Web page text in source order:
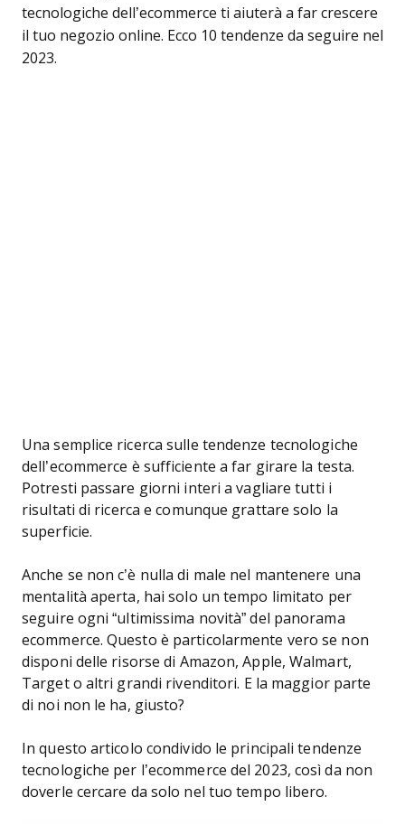
tecnologiche dell’ecommerce ti aiuterà a far crescere
il tuo negozio online. Ecco 10 tendenze da seguire nel
2023.
Una semplice ricerca sulle tendenze tecnologiche
dell’ecommerce è sufficiente a far girare la testa.
Potresti passare giorni interi a vagliare tutti i
risultati di ricerca e comunque grattare solo la
superficie.
Anche se non c’è nulla di male nel mantenere una
mentalità aperta, hai solo un tempo limitato per
seguire ogni “ultimissima novità” del panorama
ecommerce. Questo è particolarmente vero se non
disponi delle risorse di Amazon, Apple, Walmart,
Target o altri grandi rivenditori. E la maggior parte
di noi non le ha, giusto?
In questo articolo condivido le principali tendenze
tecnologiche per l’ecommerce del 2023, così da non
doverle cercare da solo nel tuo tempo libero.